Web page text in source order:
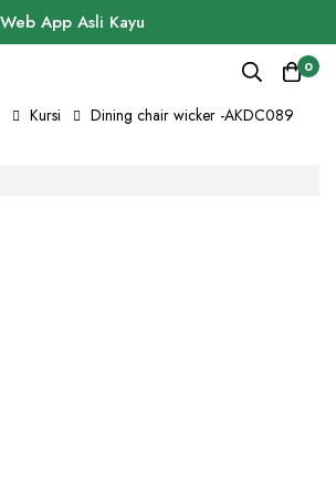
App Asli Kayu
0
Kursi Dining chair wicker -AKDC089